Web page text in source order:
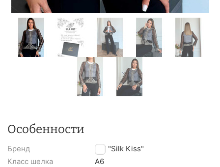
Особенности
Бренд
TM "Silk Kiss"
Класс шелка
A6